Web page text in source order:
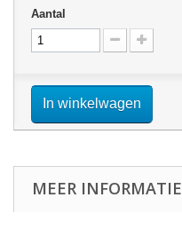
Aantal
In winkelwagen
MEER INFORMATIE